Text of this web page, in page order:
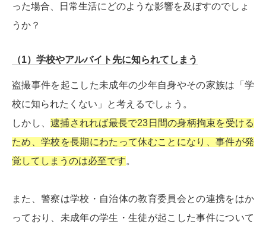
った場合、日常生活にどのような影響を及ぼすのでしょ
うか？
（1）学校やアルバイト先に知られてしまう
盗撮事件を起こした未成年の少年自身やその家族は「学
校に知られたくない」と考えるでしょう。
しかし、 逮捕されれば最長で23日間の身柄拘束を受ける
ため、学校を長期にわたって休むことになり、事件が発
覚してしまうのは必至です。
また、警察は学校・自治体の教育委員会との連携をはか
っており、未成年の学生・生徒が起こした事件について